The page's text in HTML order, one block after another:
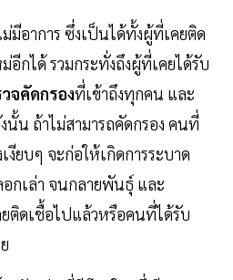
มีอาการ ซึ่งเป็นได้ทั้งผู้ที่เคยติด
อีกได้ รวมกระทั่งถึงผู้ที่เคยได้รับ
จคัดกรองที่เข้าถึงทุกคน และ
น ถ้าไม่สามารถคัดกรอง คนที่
งียบๆ จะก่อให้เกิดการระบาด
กเล่า จนกลายพันธุ์ และ
ติดเชื้อไปแล้วหรือคนที่ได้รับ